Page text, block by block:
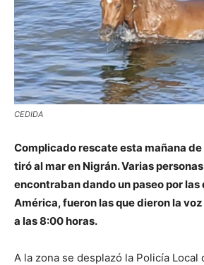
CEDIDA
Complicado rescate esta mañana de
tiró al mar en Nigrán. Varias
encontraban dando un paseo por las
América, fueron las que dieron la
a las 8:00 horas.
A la zona se desplazó la Policía Local